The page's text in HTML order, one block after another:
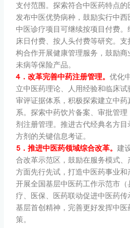
支付范围。探索符合中医药特点
发布中医优势病种，鼓励实行中
中医诊疗项目可继续按项目付费
床日付费、按人头付费等研究。
构合作开展健康管理服务，鼓励
未病等保险产品。
4．改革完善中药注册管理。优化
立中医药理论、人用经验和临床
审评证据体系，积极探索建立中
系。探索中药饮片备案、审批管理
剂注册管理。推进古代经典名方
方剂的关键信息考证。
5．推进中医药领域综合改革。建
合改革示范区，鼓励在服务模式
方面先行先试，打造中医药事业和
开展全国基层中医药工作示范市
疗、医保、医药联动促进中医药
基层首创精神，完善更好发挥中
策。